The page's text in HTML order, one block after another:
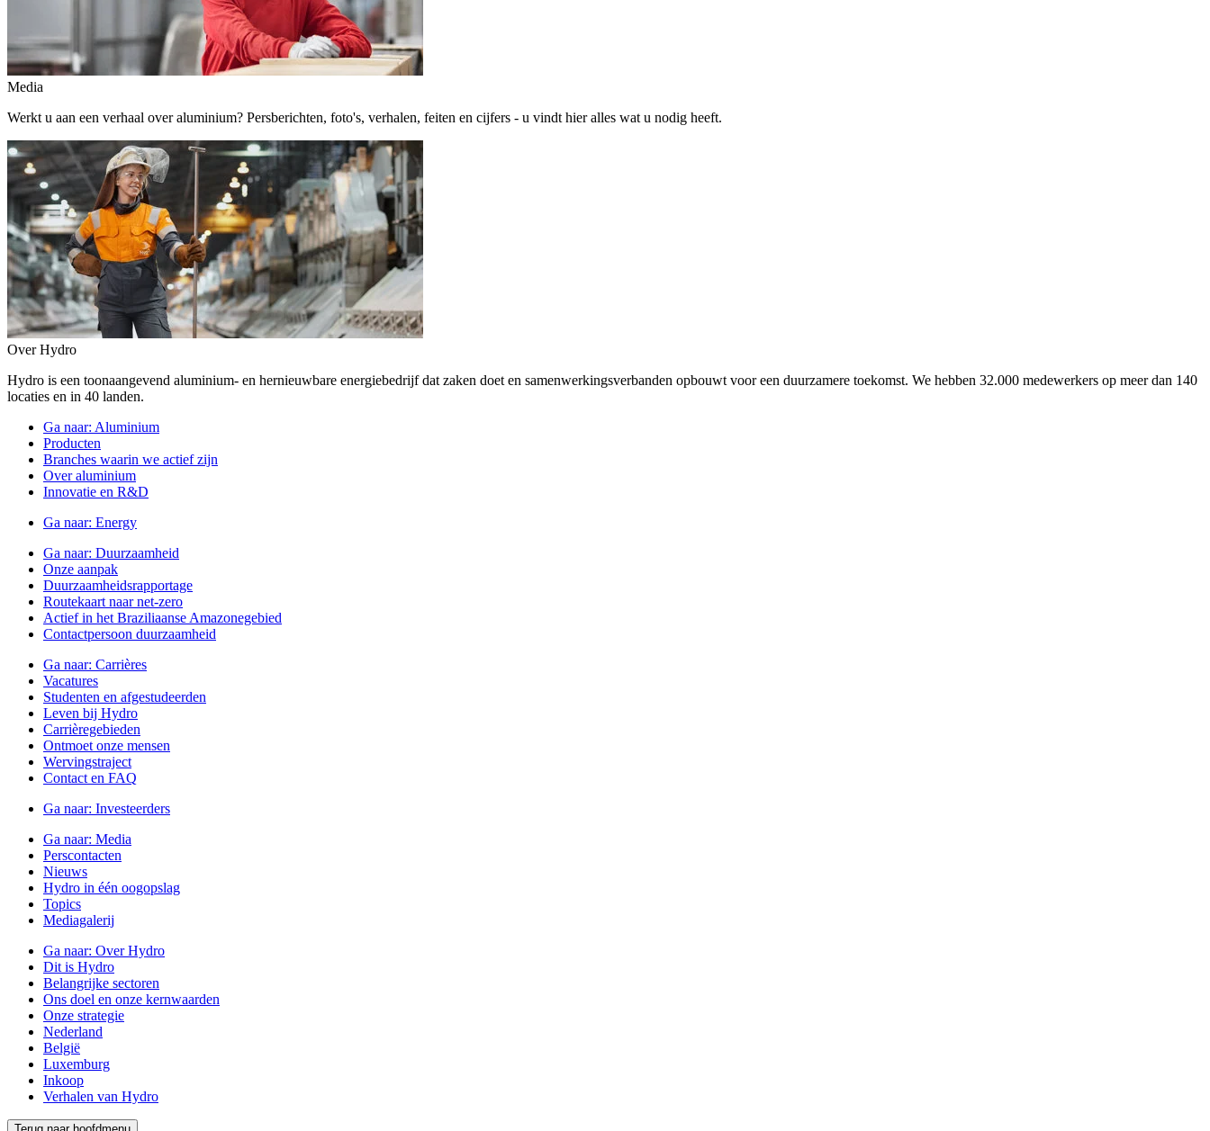
Media
Werkt u aan een verhaal over aluminium? Persberichten, foto's, verhalen, feiten en cijfers - u vindt hier alles wat u nodig heeft.
Over Hydro
Hydro is een toonaangevend aluminium- en hernieuwbare energiebedrijf dat zaken doet en samenwerkingsverbanden opbouwt voor een duurzamere toekomst. We hebben 32.000 medewerkers op meer dan 140
locaties en in 40 landen.
Ga naar: Aluminium
Producten
Branches waarin we actief zijn
Over aluminium
Innovatie en R&D
Ga naar: Energy
Ga naar: Duurzaamheid
Onze aanpak
Duurzaamheidsrapportage
Routekaart naar net-zero
Actief in het Braziliaanse Amazonegebied
Contactpersoon duurzaamheid
Ga naar: Carrières
Vacatures
Studenten en afgestudeerden
Leven bij Hydro
Carrièregebieden
Ontmoet onze mensen
Wervingstraject
Contact en FAQ
Ga naar: Investeerders
Ga naar: Media
Perscontacten
Nieuws
Hydro in één oogopslag
Topics
Mediagalerij
Ga naar: Over Hydro
Dit is Hydro
Belangrijke sectoren
Ons doel en onze kernwaarden
Onze strategie
Nederland
België
Luxemburg
Inkoop
Verhalen van Hydro